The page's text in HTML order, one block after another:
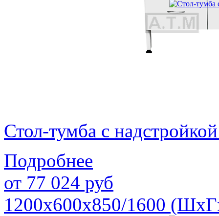
Стол-тумба с
Подробнее
от 77 024 руб
1200х600х850/1600